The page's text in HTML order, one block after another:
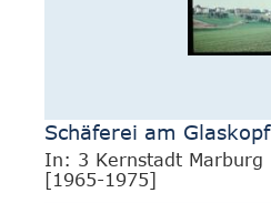
Schäferei am Glaskopf
In: 3 Kernstadt Marburg
[1965-1975]